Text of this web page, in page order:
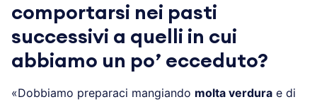
comportarsi nei pasti
successivi a quelli in cui
abbiamo un po’ ecceduto?
«Dobbiamo preparaci mangiando molta verdura e di